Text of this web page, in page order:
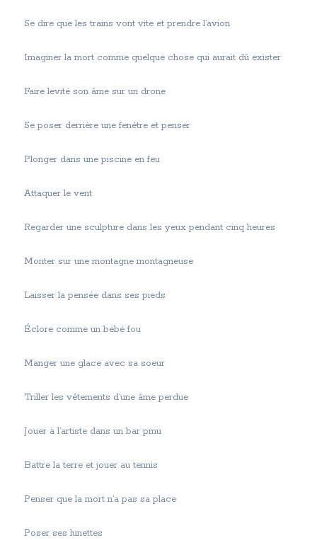
Se dire que les trains vont vite et prendre l’avion
Imaginer la mort comme quelque chose qui aurait dû exister
Faire levité son âme sur un drone
Se poser derrière une fenêtre et penser
Plonger dans une piscine en feu
Attaquer le vent
Regarder une sculpture dans les yeux pendant cinq heures
Monter sur une montagne montagneuse
Laisser la pensée dans ses pieds
Éclore comme un bébé fou
Manger une glace avec sa soeur
Triller les vêtements d’une âme perdue
Jouer à l’artiste dans un bar pmu
Battre la terre et jouer au tennis
Penser que la mort n’a pas sa place
Poser ses lunettes